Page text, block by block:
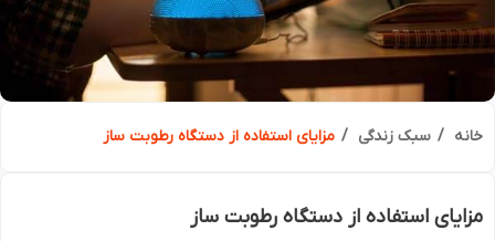
سبک زندگی مزایای استفاده از دستگاه رطوبت ساز
استفاده از دستگاه رطوبت ساز